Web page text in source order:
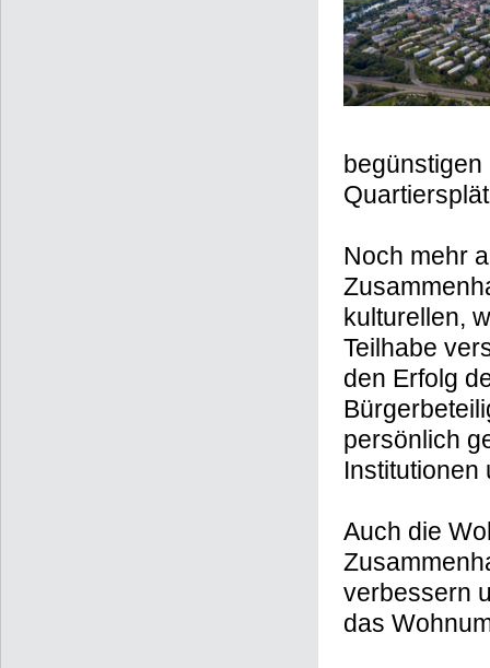
begünstigen
Noch mehr
kulturellen,
Teilhabe
den Erfolg
persönlich
Institutionen
Auch die
verbessern
das